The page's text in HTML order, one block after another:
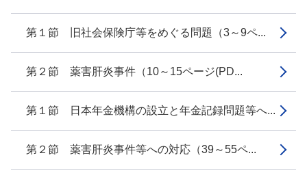
第１節 旧社会保険庁等をめぐる問題（3～9ペ...
第２節 薬害肝炎事件（10～15ページ(PD...
第１節 日本年金機構の設立と年金記録問題等へ...
第２節 薬害肝炎事件等への対応（39～55ペ...